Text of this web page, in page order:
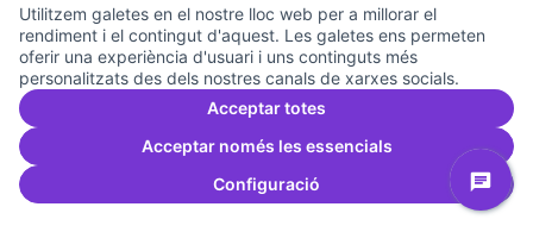
Utilitzem galetes en el nostre lloc web per a millorar el
rendiment i el contingut d'aquest. Les galetes ens permeten
oferir una experiència d'usuari i uns continguts més
personalitzats des dels nostres canals de xarxes socials.
Acceptar totes
Acceptar només les essencials
Configuració
Donar suportIncubadora d'ILPs